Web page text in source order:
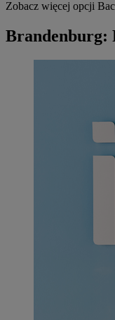
Zobacz więcej opcji
Brandenburg: